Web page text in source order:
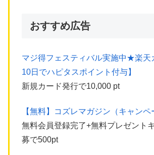
おすすめ広告
マジ得フェスティバル実施中★楽天
10日でハピタスポイント付与】
新規カード発行で10,000 pt
【無料】コズレマガジン（キャンペ
無料会員登録完了+無料プレゼント
募で500pt